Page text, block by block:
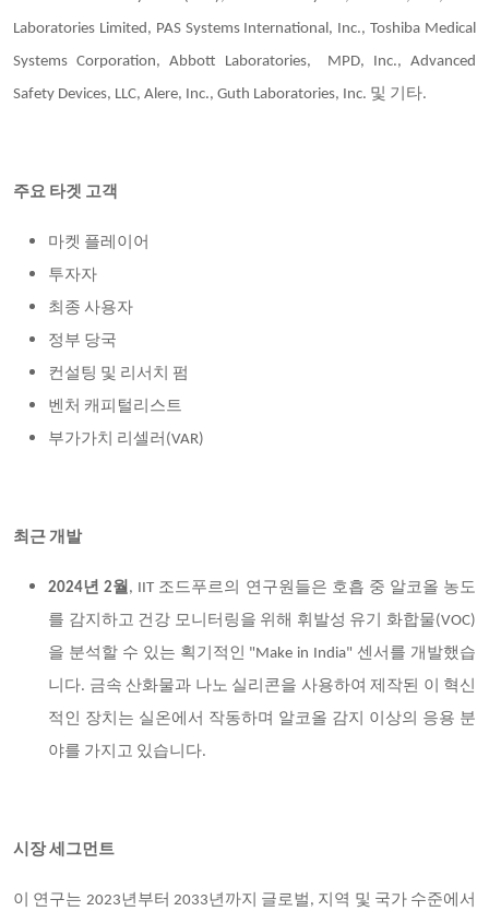
Laboratories Limited, PAS Systems International, Inc., Toshiba Medical
Systems Corporation, Abbott Laboratories, MPD, Inc., Advanced
Safety Devices, LLC, Alere, Inc., Guth Laboratories, Inc. 및 기타.
주요 타겟 고객
마켓 플레이어
투자자
최종 사용자
정부 당국
컨설팅 및 리서치 펌
벤처 캐피털리스트
부가가치 리셀러(VAR)
최근 개발
2024년 2월 , IIT 조드푸르의 연구원들은 호흡 중 알코올 농도
를 감지하고 건강 모니터링을 위해 휘발성 유기 화합물(VOC)
을 분석할 수 있는 획기적인 "Make in India" 센서를 개발했습
니다. 금속 산화물과 나노 실리콘을 사용하여 제작된 이 혁신
적인 장치는 실온에서 작동하며 알코올 감지 이상의 응용 분
야를 가지고 있습니다.
시장 세그먼트
이 연구는 2023년부터 2033년까지 글로벌, 지역 및 국가 수준에서